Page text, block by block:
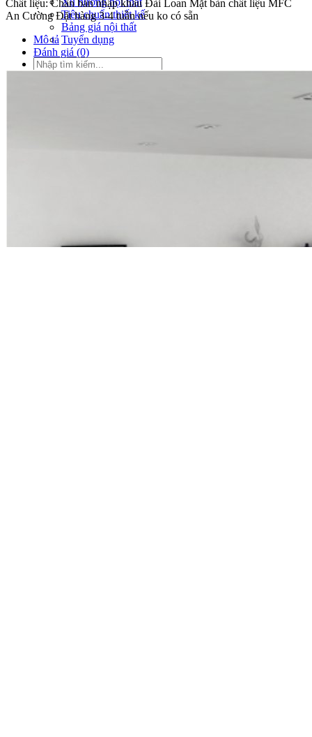
Tiêu chuẩn thiết kế
Bảng giá nội thất
Tuyển dụng
Tìm
kiếm:
Chất liệu: Chân bàn nhập khẩu Đài Loan Mặt bàn chất liệu MFC
An Cường Đặt hàng 3-4 tuần nếu ko có sẵn
Mô tả
Đánh giá (0)